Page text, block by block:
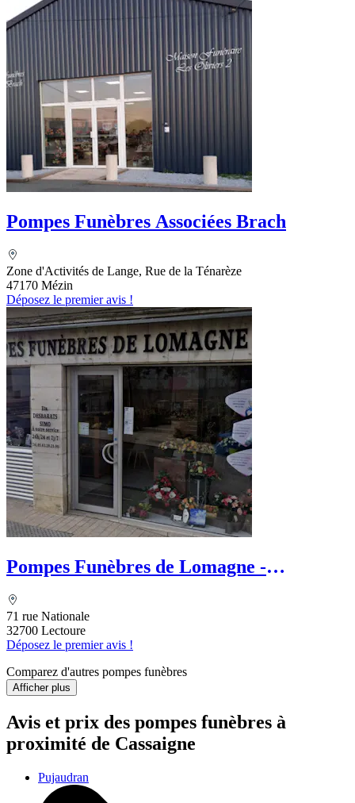
Pompes Funèbres Associées Brach
Zone d'Activités de Lange, Rue de la Ténarèze
47170 Mézin
Déposez le premier avis !
Pompes Funèbres de Lomagne -
71 rue Nationale
32700 Lectoure
Déposez le premier avis !
Comparez d'autres pompes funèbres
Afficher plus
Avis et prix des pompes funèbres à
proximité de Cassaigne
Pujaudran